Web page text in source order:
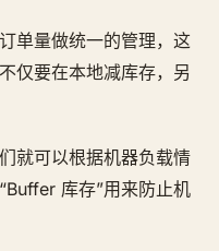
单量做统一的管理，这
仅要在本地减库存，另
就可以根据机器负载情
库存”用来防止机